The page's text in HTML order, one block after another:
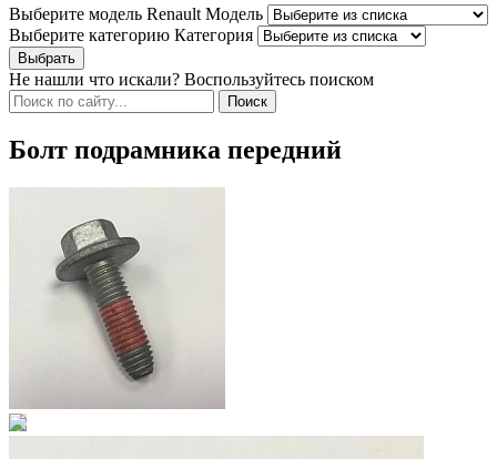
Выберите модель Renault Модель
Выберите категорию Категория
Не нашли что искали? Воспользуйтесь поиском
Болт подрамника передний